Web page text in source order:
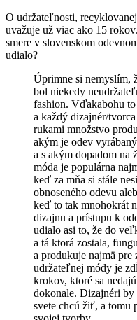
O udržateľnosti,
uvažuje už viac ako 15
smere v slovenskom
udialo?
Úprimne si nemyslím,
bol niekedy
fashion. Vďakabohu
a každý dizajnér/
rukami množstvo
akým je odev
a s akým dopadom na
móda je populárna
keď za mňa si stále
obnoseného odevu
keď to tak mnohokrát
dizajnu a prístupu k
udialo asi to, že do
a tá ktorá zostala,
a produkuje najmä pre
udržateľnej módy je
krokov, ktoré sa
dokonale. Dizajnéri
svete chcú žiť, a tomu